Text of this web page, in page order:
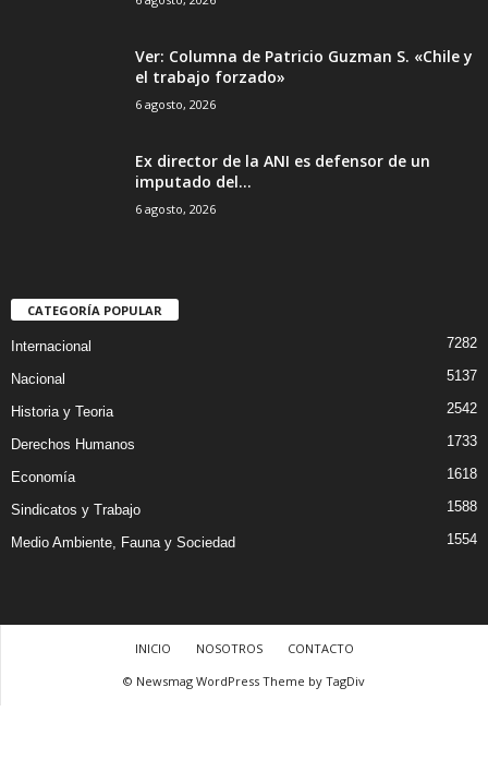
Ver: Columna de Patricio Guzman S. «Chile y
el trabajo forzado»
6 agosto, 2026
Ex director de la ANI es defensor de un
imputado del...
6 agosto, 2026
CATEGORÍA POPULAR
Internacional 7282
Nacional 5137
Historia y Teoria 2542
Derechos Humanos 1733
Economía 1618
Sindicatos y Trabajo 1588
Medio Ambiente, Fauna y Sociedad 1554
INICIO NOSOTROS
CONTACTO
© Newsmag WordPress Theme by TagDiv